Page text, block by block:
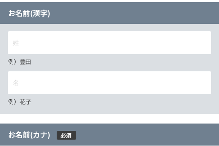
お名前(漢字)
例）豊田
例）花子
お名前(カナ) 必須